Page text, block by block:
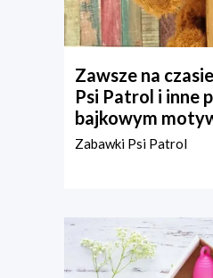
Zawsze na
Psi Patrol i inne
bajkowym
Zabawki Psi Patrol